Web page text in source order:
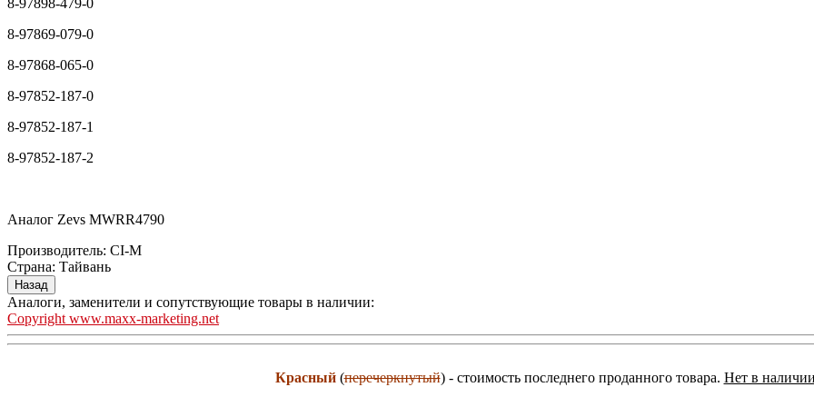
8-97898-479-0
8-97869-079-0
8-97868-065-0
8-97852-187-0
8-97852-187-1
8-97852-187-2
Аналог Zevs MWRR4790
Производитель: CI-M
Страна: Тайвань
Аналоги, заменители и сопутствующие товары в наличии:
Copyright www.maxx-marketing.net
Красный(перечеркнутый) - стоимость последнего проданного товара. Нет в